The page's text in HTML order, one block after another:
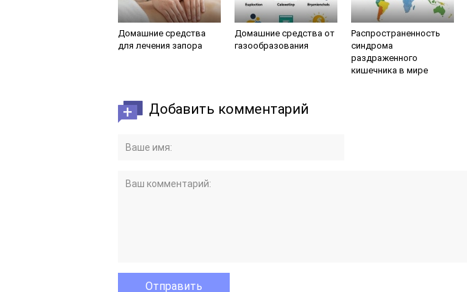
Домашние средства
для лечения запора
Домашние средства от
газообразования
Распространенность
синдрома
раздраженного
кишечника в мире
Добавить комментарий